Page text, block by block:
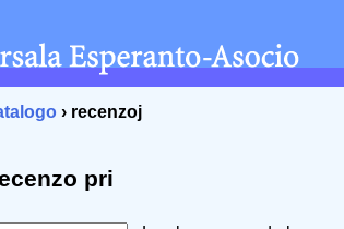
› recenzoj
pri